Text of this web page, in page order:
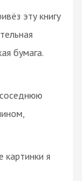
эту книгу
бумага.
я